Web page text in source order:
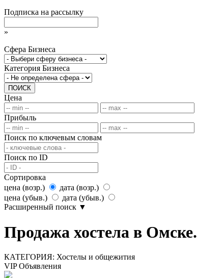
Подписка на рассылку
»
Сфера Бизнеса
Категория Бизнеса
ПОИСК
Цена
Прибыль
Поиск по ключевым словам
Поиск по ID
Сортировка
цена (возр.)
дата (возр.)
цена (убыв.)
дата (убыв.)
Расширенный поиск ▼
Продажа хостела в Омске.
КАТЕГОРИЯ: Хостелы и общежития
VIP Объявления